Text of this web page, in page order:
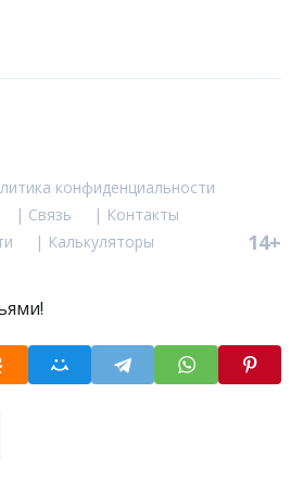
конфиденциальности
| Связь
| Контакты
| Калькуляторы 14+